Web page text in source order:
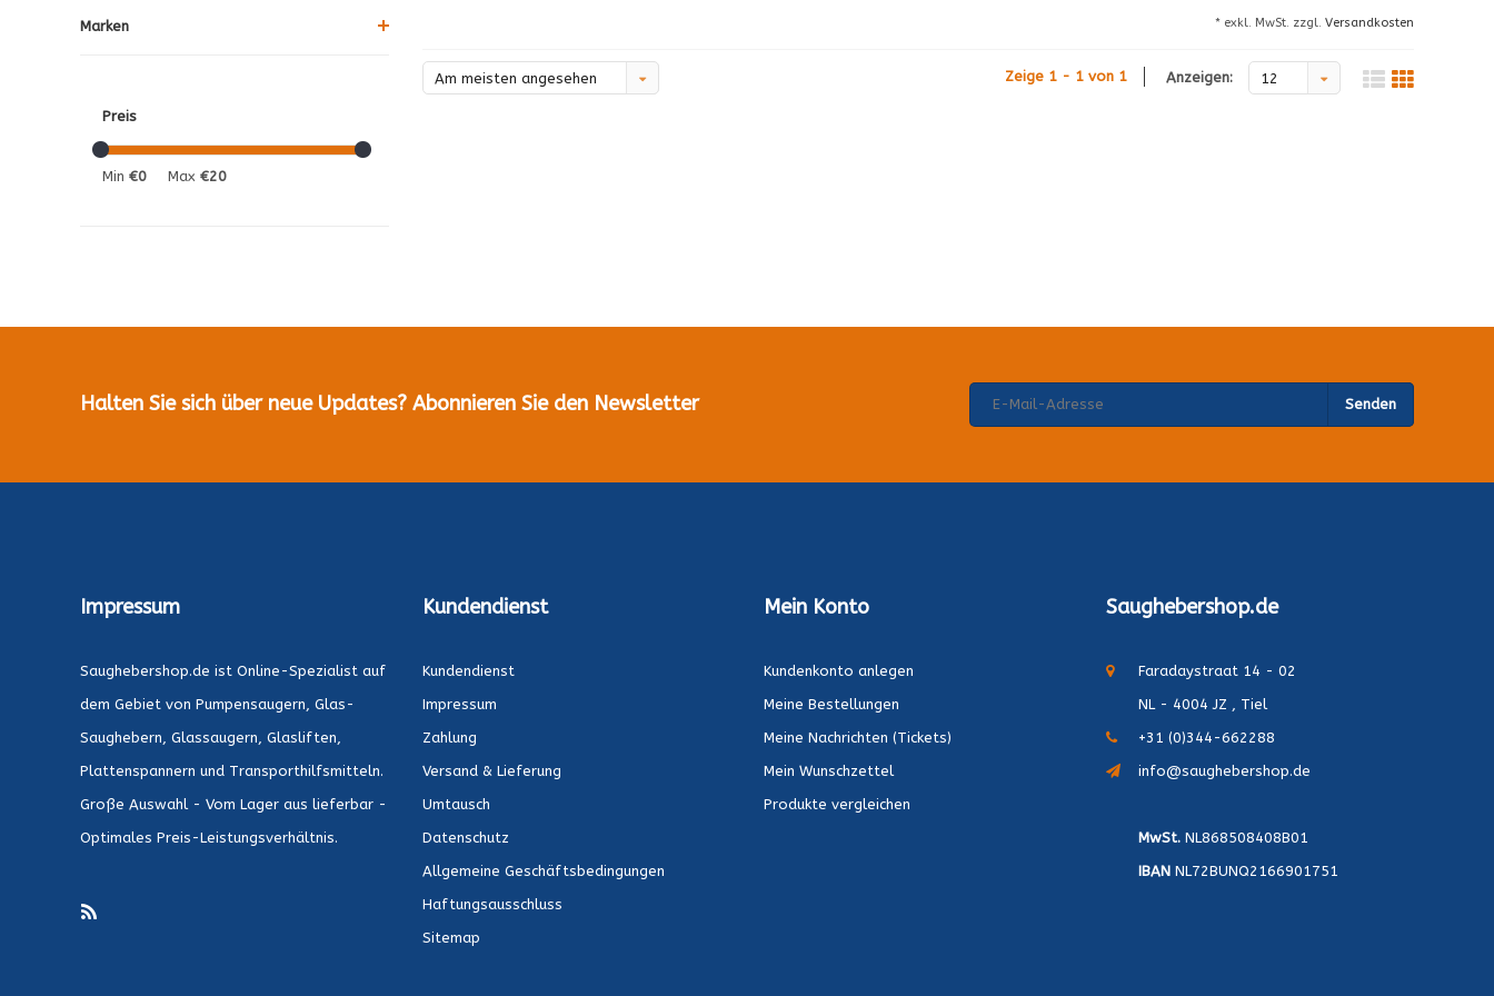
Marken
Preis
Min €0 Max €20
* exkl. MwSt. zzgl. Versandkosten
Am meisten angesehen Zeige 1 - 1 von 1 Anzeigen: 12
Halten Sie sich über neue Updates? Abonnieren Sie den Newsletter Senden
Impressum
Saughebershop.de ist Online-Spezialist auf
dem Gebiet von Pumpensaugern, Glas-
Saughebern, Glassaugern, Glasliften,
Plattenspannern und Transporthilfsmitteln.
Große Auswahl - Vom Lager aus lieferbar -
Optimales Preis-Leistungsverhältnis.
Kundendienst
Kundendienst
Impressum
Zahlung
Versand & Lieferung
Umtausch
Datenschutz
Allgemeine Geschäftsbedingungen
Haftungsausschluss
Sitemap
Mein Konto
Kundenkonto anlegen
Meine Bestellungen
Meine Nachrichten (Tickets)
Mein Wunschzettel
Produkte vergleichen
Saughebershop.de
Faradaystraat 14 - 02
NL - 4004 JZ , Tiel
+31 (0)344-662288
info@saughebershop.de
MwSt.NL868508408B01
IBANNL72BUNQ2166901751